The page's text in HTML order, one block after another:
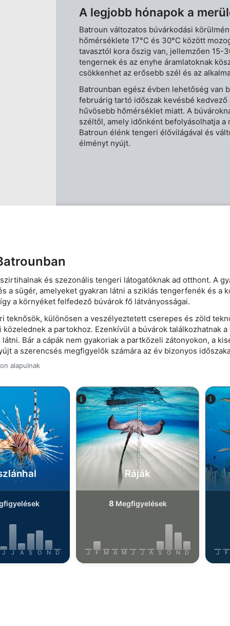
A legjobb hónapok a
Batroun változatos búvárkodási
hőmérséklete 17°C és 30°C között
tavasztól kora őszig van, jellemzően 15-
tengernek és az enyhe áramlatoknak
csökkenhet az erősebb szél és az
Batrounban egész évben lehetőség van
februárig tartó időszak kevésbé
hűvösebb hőmérséklet miatt. A
széltől, amely időnként befolyásolhatja
Batroun élénk tengeri élővilágával és
élményt nyújt.
és szezonális tengeri látogatóknak ad otthont. A
a sügér, amelyeket gyakran látni a sziklás tengerfenék és a
a környéket felfedező búvárok fő látványosságai.
különösen a veszélyeztetett cserepes és zöld
a partokhoz. Ezenkívül a búvárok találkozhatnak
Bár a cápák nem gyakoriak a partközeli zátonyokon, a
a szerencsés megfigyelők számára az év bizonyos
alapulnak
J J A S O N D
iStock/Extreme-Photographer
Ráják
8 Megfigyelések
J F M A M J J A S O N D J F
from different sources